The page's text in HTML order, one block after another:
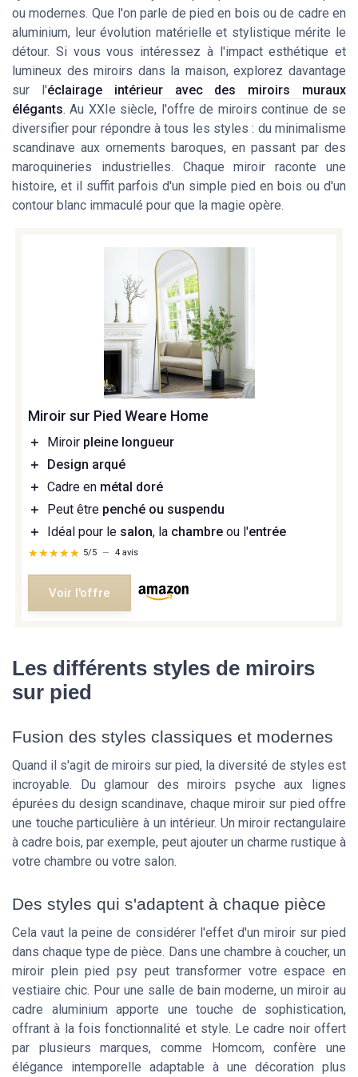
ou modernes. Que l'on parle de pied en bois ou de cadre en
aluminium, leur évolution matérielle et stylistique mérite le
détour. Si vous vous intéressez à l'impact esthétique et
lumineux des miroirs dans la maison, explorez davantage
sur l'éclairage intérieur avec des miroirs muraux
élégants. Au XXIe siècle, l'offre de miroirs continue de se
diversifier pour répondre à tous les styles : du minimalisme
scandinave aux ornements baroques, en passant par des
maroquineries industrielles. Chaque miroir raconte une
histoire, et il suffit parfois d'un simple pied en bois ou d'un
contour blanc immaculé pour que la magie opère.
Miroir sur Pied Weare Home
＋ Miroir pleine longueur
＋
Design arqué
＋ Cadre en métal doré
＋
Peut être penché ou suspendu
＋
Idéal pour le salon, la chambre ou l'entrée
★★★★★
★★★★★ 5/5 — 4 avis
Voir l'offre
Les différents styles de miroirs
sur pied
Fusion des styles classiques et modernes
Quand il s'agit de miroirs sur pied, la diversité de styles est
incroyable. Du glamour des miroirs psyche aux lignes
épurées du design scandinave, chaque miroir sur pied offre
une touche particulière à un intérieur. Un miroir rectangulaire
à cadre bois, par exemple, peut ajouter un charme rustique à
votre chambre ou votre salon.
Des styles qui s'adaptent à chaque pièce
Cela vaut la peine de considérer l'effet d'un miroir sur pied
dans chaque type de pièce. Dans une chambre à coucher, un
miroir plein pied psy peut transformer votre espace en
vestiaire chic. Pour une salle de bain moderne, un miroir au
cadre aluminium apporte une touche de sophistication,
offrant à la fois fonctionnalité et style. Le cadre noir offert
par plusieurs marques, comme Homcom, confère une
élégance intemporelle adaptable à une décoration plus